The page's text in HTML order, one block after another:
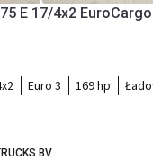
E 17/4x2
Euro 3 169 hp
BV